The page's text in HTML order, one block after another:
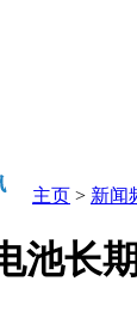
主页 > 新闻
池长